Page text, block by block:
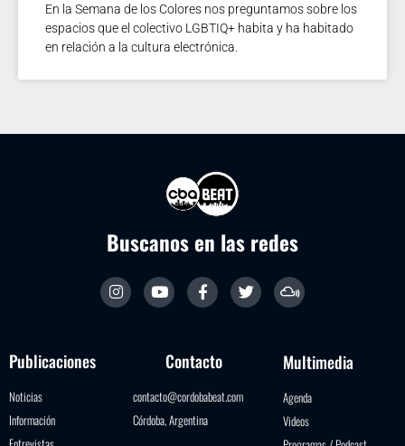
En la Semana de los Colores nos preguntamos sobre los
espacios que el colectivo LGBTIQ+ habita y ha habitado
en relación a la cultura electrónica.
Buscanos en las redes
Publicaciones
Noticias
Información
Contacto
contacto@cordobabeat.com
Córdoba, Argentina
Multimedia
Agenda
Videos